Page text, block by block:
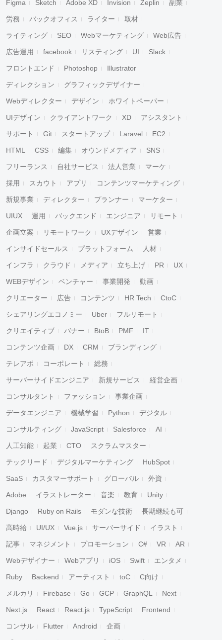
Figma Sketch Adobe XD Invision Zeplin 副業
労務 バックオフィス ライター 取材
ライティング SEO Webマーケティング Web広告
広告運用 facebook リスティング UI Slack
フロントエンド Photoshop Illustrator
ディレクション グラフィックデザイナー
Webディレクター デザイン ホワイトペーパー
UIデザイン クライアントワーク XD アシスタント
サポート Git スタートアップ Laravel EC2
HTML CSS 編集 オウンドメディア SNS
フリーランス 自社サービス 法人営業 マーケ
採用 スカウト アプリ コンテンツマーケティング
新規事業 ディレクター プランナー マーケター
UIUX 運用 バックエンド エンジニア リモート
企画立案 リモートワーク UXデザイン 営業
インサイドセールス プラットフォーム 人材
インフラ クラウド メディア 立ち上げ PR UX
WEBデザイン ベンチャー 事業開発 動画
クリエーター 広告 コンテンツ HR Tech CtoC
シェアリングエコノミー Uber フルリモート
クリエイティブ バナー BtoB PMF IT
コンテンツ企画 DX CRM ブランディング
テレアポ コーポレート 総務
サーバーサイドエンジニア 新規サービス 経営企画
コンサルタント ファッション 事業企画
データエンジニア 機械学習 Python デジタル
コンサルティング JavaScript Salesforce AI
人工知能 起業 CTO スクラムマスター
テックリード デジタルマーケティング HubSpot
SaaS カスタマーサポート グローバル 外資
Adobe イラストレーター 音楽 教育 Unity
Django Ruby on Rails モダンな技術 長期継続も可
高時給 UI/UX Vue.js サーバーサイド イラスト
記事 マネジメント プロモーション C# VR AR
Webデザイナー Webアプリ iOS Swift エンタメ
Ruby Backend アーティスト toC C向け
メルカリ Firebase Go GCP GraphQL Next
Next.js React React.js TypeScript Frontend
コンサル Flutter Android 企画